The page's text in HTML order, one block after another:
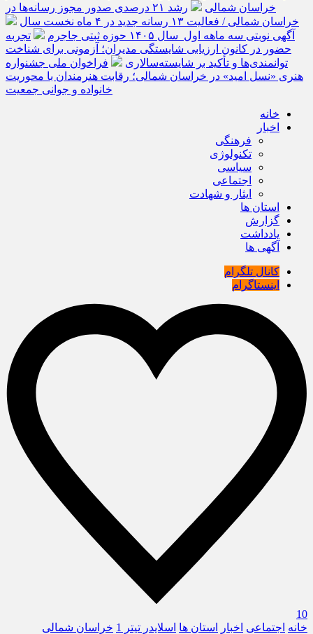
خراسان شمالی
رشد ۲۱ درصدی صدور مجوز رسانه‌ها در
خراسان شمالی / فعالیت ۱۳ رسانه جدید در ۴ ماه نخست سال
آگهی نوبتی سه ماهه اول سال ۱۴۰۵ حوزه ثبتی جاجرم
تجربه
حضور در کانون ارزیابی شایستگی مدیران؛ آزمونی برای شناخت
توانمندی‌ها و تأکید بر شایسته‌سالاری
فراخوان ملی جشنواره
هنری «نسل امید» در خراسان شمالی؛ رقابت هنرمندان با محوریت
خانواده و جوانی جمعیت
خانه
اخبار
فرهنگی
تکنولوژی
سیاسی
اجتماعی
ایثار و شهادت
استان ها
گزارش
یادداشت
آگهی ها
کانال تلگرام
اینستاگرام
10
خانه اجتماعی اخبار استان ها اسلایدر تیتر 1 خراسان شمالی